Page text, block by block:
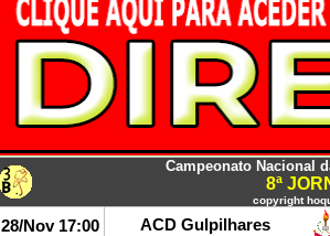
Campeonato Nacional
8ª
copyright
28/Nov 17:00 ACD Gulpilhares